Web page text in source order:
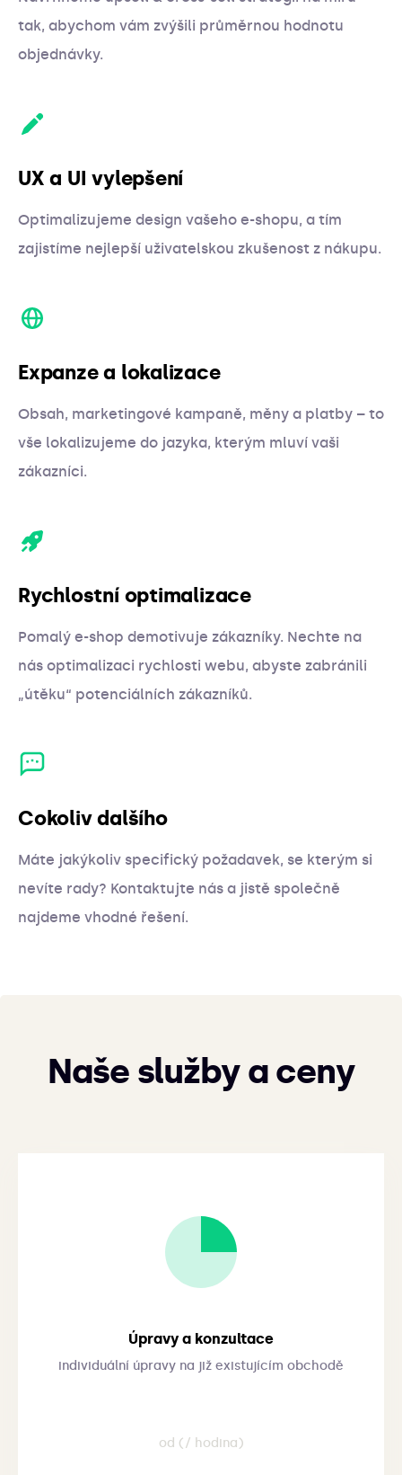
tak, abychom vám zvýšili průměrnou hodnotu
objednávky.
UX a UI vylepšení
Optimalizujeme design vašeho e-shopu, a tím
zajistíme nejlepší uživatelskou zkušenost z nákupu.
Expanze a lokalizace
Obsah, marketingové kampaně, měny a platby – to
vše lokalizujeme do jazyka, kterým mluví vaši
zákazníci.
Rychlostní optimalizace
Pomalý e-shop demotivuje zákazníky. Nechte na
nás optimalizaci rychlosti webu, abyste zabránili
„útěku“ potenciálních zákazníků.
Cokoliv dalšího
Máte jakýkoliv specifický požadavek, se kterým si
nevíte rady? Kontaktujte nás a jistě společně
najdeme vhodné řešení.
Naše služby a ceny
Úpravy a konzultace
individuální úpravy na již existujícím obchodě
od (/ hodina)